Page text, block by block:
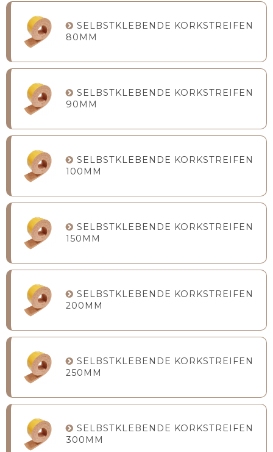
SELBSTKLEBENDE KORKSTREIFEN
80MM
SELBSTKLEBENDE KORKSTREIFEN
90MM
SELBSTKLEBENDE KORKSTREIFEN
100MM
SELBSTKLEBENDE KORKSTREIFEN
150MM
SELBSTKLEBENDE KORKSTREIFEN
200MM
SELBSTKLEBENDE KORKSTREIFEN
250MM
SELBSTKLEBENDE KORKSTREIFEN
300MM